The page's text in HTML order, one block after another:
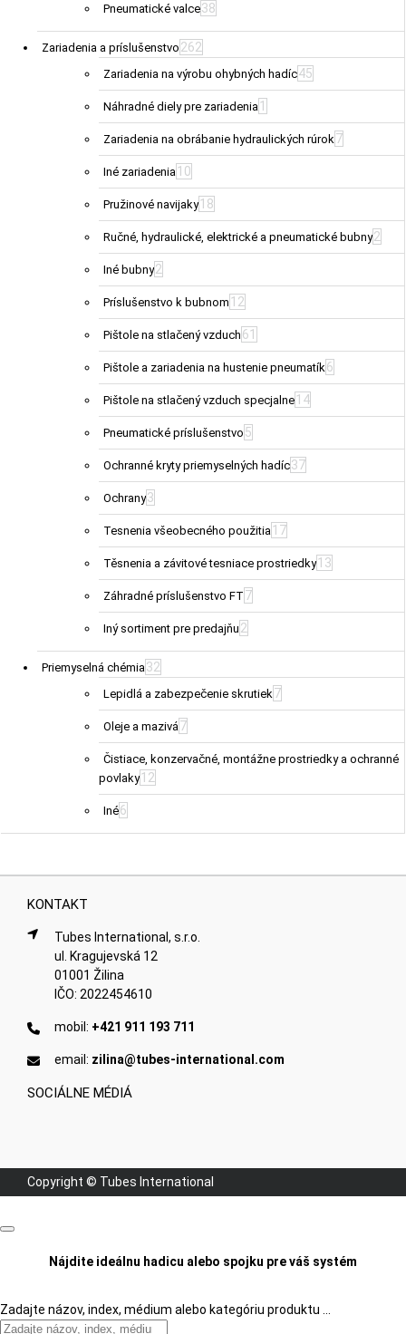
Pneumatické valce38
Zariadenia a príslušenstvo 262
Zariadenia na výrobu ohybných hadíc45
Náhradné diely pre zariadenia 1
Zariadenia na obrábanie hydraulických rúrok7
Iné zariadenia 10
Pružinové navijaky 18
Ručné, hydraulické, elektrické a pneumatické bubny2
Iné bubny2
Príslušenstvo k bubnom 12
Pištole na stlačený vzduch 61
Pištole a zariadenia na hustenie pneumatík6
Pištole na stlačený vzduch specjalne 14
Pneumatické príslušenstvo 5
Ochranné kryty priemyselných hadíc37
Ochrany3
Tesnenia všeobecného použitia 17
Těsnenia a závitové tesniace prostriedky 13
Záhradné príslušenstvo FT 7
Iný sortiment pre predajňu 2
Priemyselná chémia32
Lepidlá a zabezpečenie skrutiek7
Oleje a mazivá7
Čistiace, konzervačné, montážne prostriedky a ochranné
povlaky 12
Iné6
KONTAKT
Tubes International, s.r.o.
ul. Kragujevská 12
01001 Žilina
IČO: 2022454610
mobil: +421 911 193 711
email: zilina@tubes-international.com
SOCIÁLNE MÉDIÁ
Copyright © Tubes International
Nájdite ideálnu hadicu alebo spojku pre váš systém
Zadajte názov, index, médium alebo kategóriu produktu …